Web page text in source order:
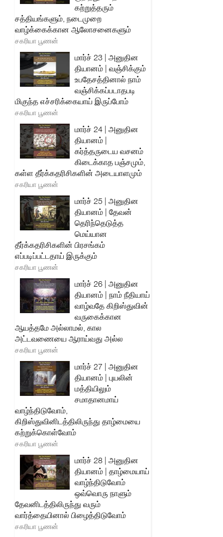
கற்றுத்தரும்
சத்தியங்களும், நடைமுறை
வாழ்க்கைக்கான ஆலோசனைகளும்
சகரியா பூணன்
மார்ச் 23 | அனுதின
தியானம் | வஞ்சிக்கும்
உபதேசத்தினால் நாம்
வஞ்சிக்கப்படாதபடி
மிகுந்த எச்சரிக்கையாய் இருப்போம்
சகரியா பூணன்
மார்ச் 24 | அனுதின
தியானம் |
கர்த்தருடைய வசனம்
கிடைக்காத பஞ்சமும்,
கள்ள தீர்க்கதரிசிகளின் அடையாளமும்
சகரியா பூணன்
மார்ச் 25 | அனுதின
தியானம் | தேவன்
தெரிந்தெடுத்த
மெய்யான
தீர்க்கதரிசிகளின் பிரசங்கம்
எப்படிப்பட்டதாய் இருக்கும்
சகரியா பூணன்
மார்ச் 26 | அனுதின
தியானம் | நாம் நீதியாய்
வாழ்வதே கிறிஸ்துவின்
வருகைக்கான
ஆயத்தமே அல்லாமல், கால
அட்டவணையை ஆராய்வது அல்ல
சகரியா பூணன்
மார்ச் 27 | அனுதின
தியானம் | புயலின்
மத்தியிலும்
சமாதானமாய்
வாழ்ந்திடுவோம்,
கிறிஸ்துவினிடத்திலிருந்து தாழ்மையை
கற்றுக்கொள்வோம்
சகரியா பூணன்
மார்ச் 28 | அனுதின
தியானம் | தாழ்மையாய்
வாழ்ந்திடுவோம்
ஒவ்வொரு நாளும்
தேவனிடத்திலிருந்து வரும்
வார்த்தையினால் பிழைத்திடுவோம்
சகரியா பூணன்